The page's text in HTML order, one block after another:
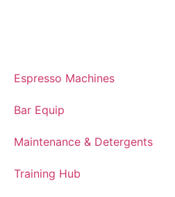
Espresso Machines​
Bar Equip
Maintenance & Detergents
Training Hub